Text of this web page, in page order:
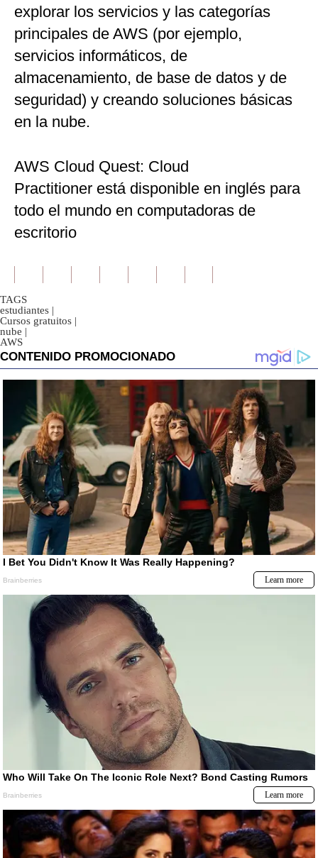
explorar los servicios y las categorías
principales de AWS (por ejemplo,
servicios informáticos, de
almacenamiento, de base de datos y de
seguridad) y creando soluciones básicas
en la nube.
AWS Cloud Quest: Cloud
Practitioner está disponible en inglés para
todo el mundo en computadoras de
escritorio
TAGS
estudiantes |
Cursos gratuitos |
nube |
AWS